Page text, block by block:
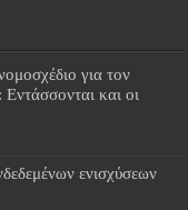
για τον
και οι
ενισχύσεων